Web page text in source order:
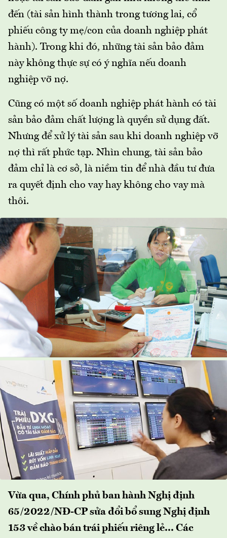
đến (tài sản hình thành trong tương lai, cổ
phiếu công ty mẹ/con của doanh nghiệp phát
hành). Trong khi đó, những tài sản bảo đảm
này không thực sự có ý nghĩa nếu doanh
nghiệp vỡ nợ.
Cũng có một số doanh nghiệp phát hành có tài
sản bảo đảm chất lượng là quyền sử dụng đất.
Nhưng để xử lý tài sản sau khi doanh nghiệp vỡ
nợ thì rất phức tạp. Nhìn chung, tài sản bảo
đảm chỉ là cơ sở, là niềm tin để nhà đầu tư đưa
ra quyết định cho vay hay không cho vay mà
thôi.
Vừa qua, Chính phủ ban hành Nghị định
65/2022/NĐ-CP sửa đổi bổ sung Nghị định
153 về chào bán trái phiếu riêng lẻ... Các